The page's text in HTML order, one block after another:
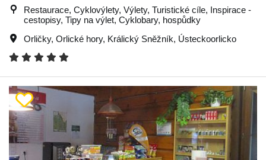
Restaurace, Cyklovýlety, Výlety, Turistické cíle, Inspirace -
cestopisy, Tipy na výlet, Cyklobary, hospůdky
Orličky, Orlické hory, Králický Sněžník, Ústeckoorlicko